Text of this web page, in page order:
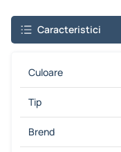
Caracteristici
Culoare
Tip
Brend